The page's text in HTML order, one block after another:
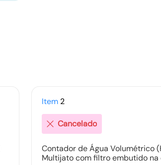
Item 2
Cancelado
Contador de Água Volumétrico
Multijato com filtro embutido na